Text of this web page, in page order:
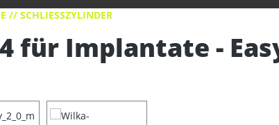
// SCHLIESSZYLINDER
für Implantate -